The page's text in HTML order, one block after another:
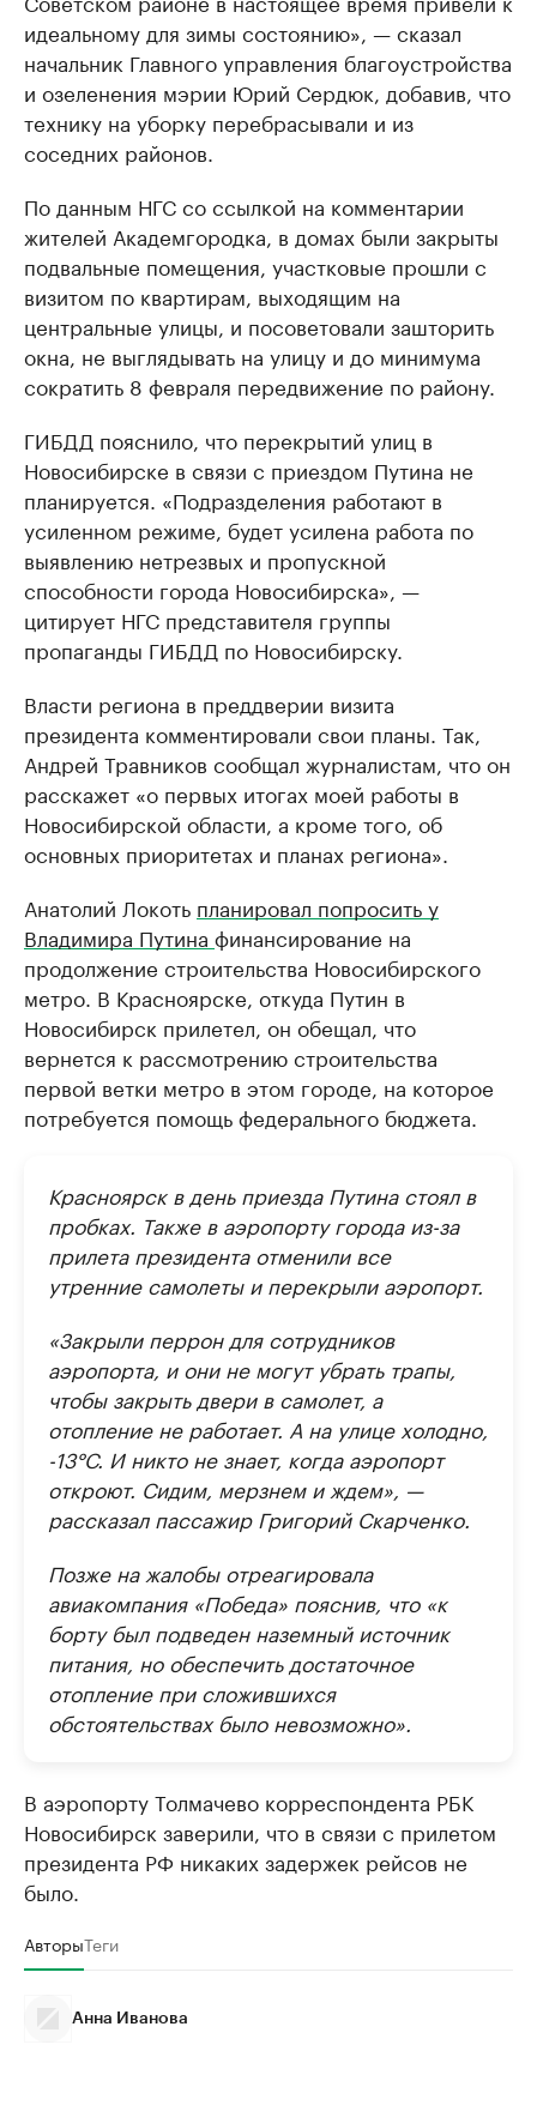
идеальному для зимы состоянию», — сказал
начальник Главного управления благоустройства
и озеленения мэрии Юрий Сердюк, добавив, что
технику на уборку перебрасывали и из
соседних районов.
По данным НГС со ссылкой на комментарии
жителей Академгородка, в домах были закрыты
подвальные помещения, участковые прошли с
визитом по квартирам, выходящим на
центральные улицы, и посоветовали зашторить
окна, не выглядывать на улицу и до минимума
сократить 8 февраля передвижение по району.
ГИБДД пояснило, что перекрытий улиц в
Новосибирске в связи с приездом Путина не
планируется. «Подразделения работают в
усиленном режиме, будет усилена работа по
выявлению нетрезвых и пропускной
способности города Новосибирска», —
цитирует НГС представителя группы
пропаганды ГИБДД по Новосибирску.
Власти региона в преддверии визита
президента комментировали свои планы. Так,
Андрей Травников сообщал журналистам, что он
расскажет «о первых итогах моей работы в
Новосибирской области, а кроме того, об
основных приоритетах и планах региона».
Анатолий Локоть планировал попросить у
Владимира Путина финансирование на
продолжение строительства Новосибирского
метро. В Красноярске, откуда Путин в
Новосибирск прилетел, он обещал, что
вернется к рассмотрению строительства
первой ветки метро в этом городе, на которое
потребуется помощь федерального бюджета.
Красноярск в день приезда Путина стоял в
пробках. Также в аэропорту города из-за
прилета президента отменили все
утренние самолеты и перекрыли аэропорт.
«Закрыли перрон для сотрудников
аэропорта, и они не могут убрать трапы,
чтобы закрыть двери в самолет, а
отопление не работает. А на улице холодно,
-13°С. И никто не знает, когда аэропорт
откроют. Сидим, мерзнем и ждем», —
рассказал пассажир Григорий Скарченко.
Позже на жалобы отреагировала
авиакомпания «Победа» пояснив, что «к
борту был подведен наземный источник
питания, но обеспечить достаточное
отопление при сложившихся
обстоятельствах было невозможно».
В аэропорту Толмачево корреспондента РБК
Новосибирск заверили, что в связи с прилетом
президента РФ никаких задержек рейсов не
было.
АвторыТеги
Анна Иванова